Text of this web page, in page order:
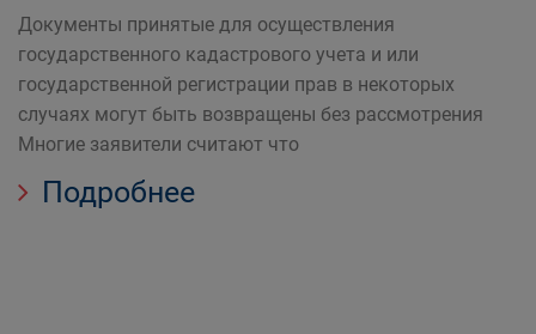
Документы принятые для осуществления
государственного кадастрового учета и или
государственной регистрации прав в некоторых
случаях могут быть возвращены без рассмотрения
Многие заявители считают что
Подробнее